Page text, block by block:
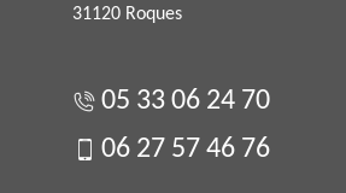
31120 Roques
05 33 06 24 70
06 27 57 46 76